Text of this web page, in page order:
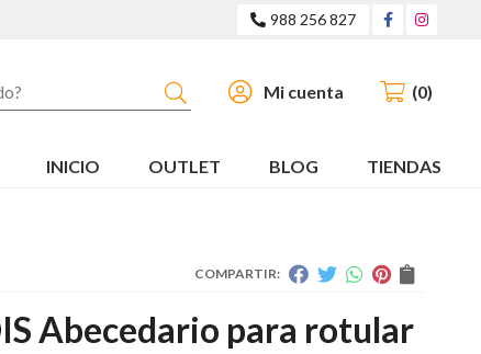
988 256 827
Buscar Mi cuenta 0
INICIO OUTLET BLOG TIENDAS
COMPARTIR:
Abecedario para rotular